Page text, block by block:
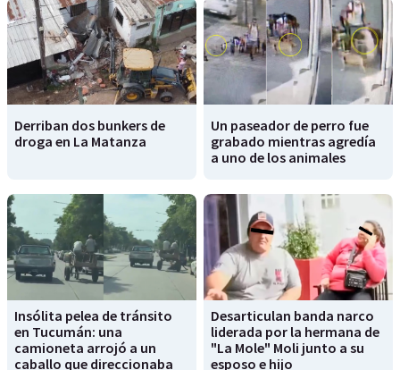
Derriban dos bunkers de
droga en La Matanza
Un paseador de perro fue
grabado mientras agredía
a uno de los animales
Insólita pelea de tránsito
en Tucumán: una
camioneta arrojó a un
caballo que direccionaba
Desarticulan banda narco
liderada por la hermana de
"La Mole" Moli junto a su
esposo e hijo